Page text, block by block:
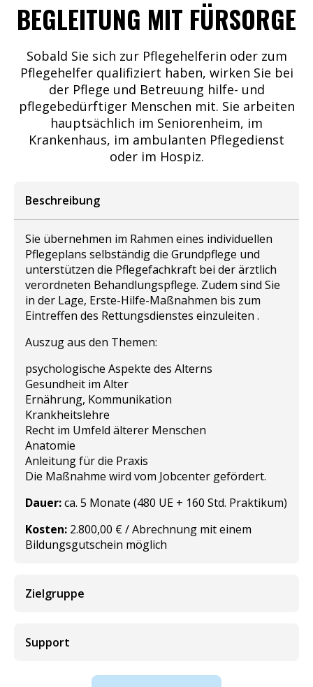
BEGLEITUNG MIT FÜRSORGE
Sobald Sie sich zur Pflegehelferin oder zum
Pflegehelfer qualifiziert haben, wirken Sie bei
der Pflege und Betreuung hilfe- und
pflegebedürftiger Menschen mit. Sie arbeiten
hauptsächlich im Seniorenheim, im
Krankenhaus, im ambulanten Pflegedienst
oder im Hospiz.
Beschreibung
Sie übernehmen im Rahmen eines individuellen
Pflegeplans selbständig die Grundpflege und
unterstützen die Pflegefachkraft bei der ärztlich
verordneten Behandlungspflege. Zudem sind Sie
in der Lage, Erste-Hilfe-Maßnahmen bis zum
Eintreffen des Rettungsdienstes einzuleiten .
Auszug aus den Themen:
psychologische Aspekte des Alterns
Gesundheit im Alter
Ernährung, Kommunikation
Krankheitslehre
Recht im Umfeld älterer Menschen
Anatomie
Anleitung für die Praxis
Die Maßnahme wird vom Jobcenter gefördert.
Dauer:ca. 5 Monate (480 UE + 160 Std. Praktikum)
Kosten: 2.800,00 € / Abrechnung mit einem
Bildungsgutschein möglich
Zielgruppe
Support